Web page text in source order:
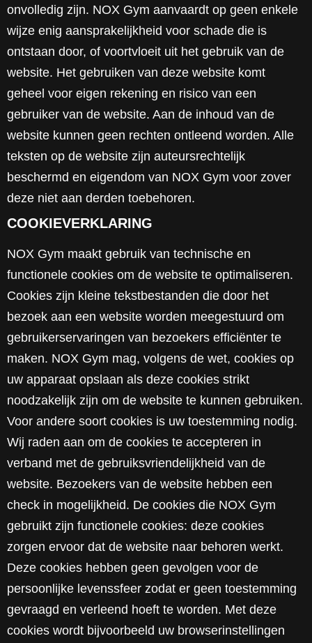
onvolledig zijn. NOX Gym aanvaardt op geen enkele
wijze enig aansprakelijkheid voor schade die is
ontstaan door, of voortvloeit uit het gebruik van de
website. Het gebruiken van deze website komt
geheel voor eigen rekening en risico van een
gebruiker van de website. Aan de inhoud van de
website kunnen geen rechten ontleend worden. Alle
teksten op de website zijn auteursrechtelijk
beschermd en eigendom van NOX Gym voor zover
deze niet aan derden toebehoren.
COOKIEVERKLARING
NOX Gym maakt gebruik van technische en
functionele cookies om de website te optimaliseren.
Cookies zijn kleine tekstbestanden die door het
bezoek aan een website worden meegestuurd om
gebruikerservaringen van bezoekers efficiënter te
maken. NOX Gym mag, volgens de wet, cookies op
uw apparaat opslaan als deze cookies strikt
noodzakelijk zijn om de website te kunnen gebruiken.
Voor andere soort cookies is uw toestemming nodig.
Wij raden aan om de cookies te accepteren in
verband met de gebruiksvriendelijkheid van de
website. Bezoekers van de website hebben een
check in mogelijkheid. De cookies die NOX Gym
gebruikt zijn functionele cookies: deze cookies
zorgen ervoor dat de website naar behoren werkt.
Deze cookies hebben geen gevolgen voor de
persoonlijke levenssfeer zodat er geen toestemming
gevraagd en verleend hoeft te worden. Met deze
cookies wordt bijvoorbeeld uw browserinstellingen